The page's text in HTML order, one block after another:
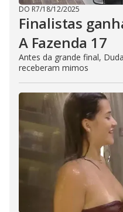
DO R7/18/12/2025
Finalistas
A Fazenda 17
Antes da grande final,
receberam mimos